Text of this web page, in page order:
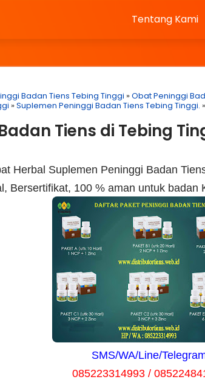
Tentang Kami
Badan Tiens Tebing Tinggi »Obat Peninggi
»Suplemen Peninggi Badan Tiens Tebing Tinggi. »
Tiens di Tebing
Herbal Suplemen Peninggi Badan
Bersertifikat, 100 % aman untuk badan
SMS/WA/Line/
085223314993 /